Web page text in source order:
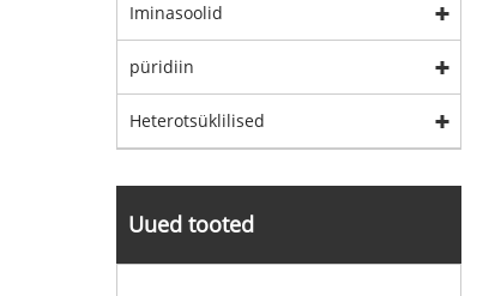
Iminasoolid
püridiin
Heterotsüklilised
Uued tooted